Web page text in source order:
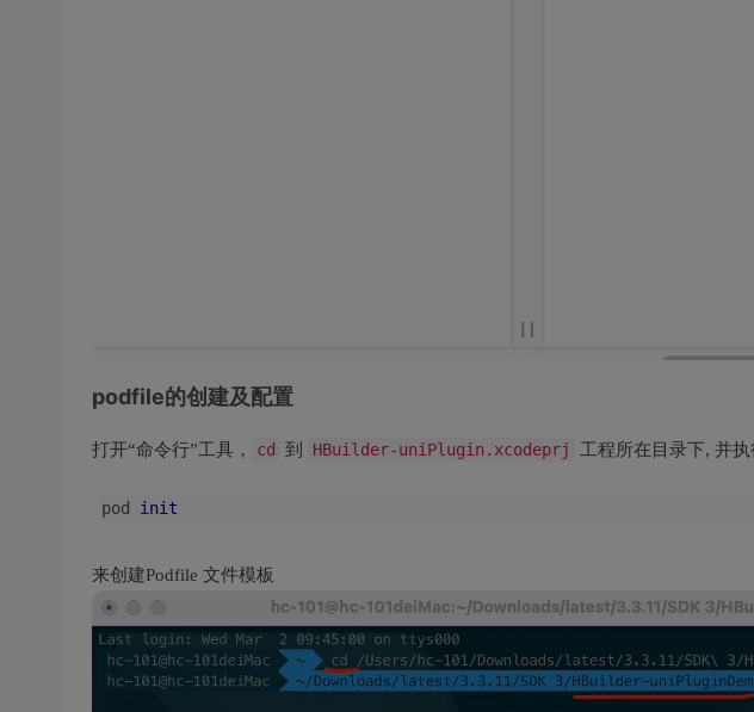
podfile的创建及配置
打开“命令行”工具， cd 到 HBuilder-uniPlugin.xcodeprj 工程所在目录下, 并执
pod init
来创建Podfile 文件模板